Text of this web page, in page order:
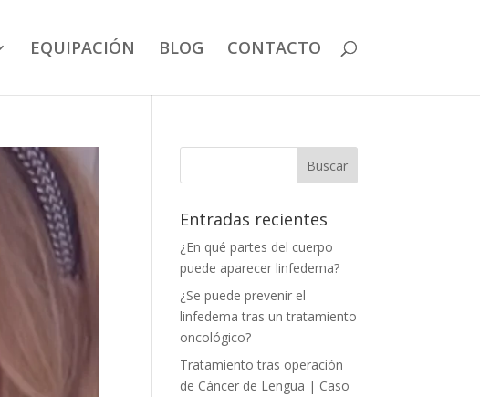
EQUIPACIÓN BLOG CONTACTO
Entradas recientes
¿En qué partes del cuerpo
puede aparecer linfedema?
¿Se puede prevenir el
linfedema tras un tratamiento
oncológico?
Tratamiento tras operación
de Cáncer de Lengua | Caso